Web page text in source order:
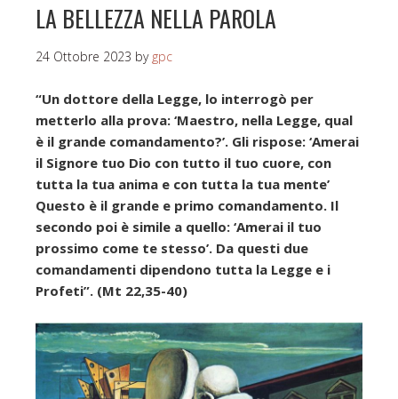
LA BELLEZZA NELLA PAROLA
24 Ottobre 2023 by gpc
“Un dottore della Legge, lo interrogò per
metterlo alla prova: ‘Maestro, nella Legge, qual
è il grande comandamento?’. Gli rispose: ‘Amerai
il Signore tuo Dio con tutto il tuo cuore, con
tutta la tua anima e con tutta la tua mente’
Questo è il grande e primo comandamento. Il
secondo poi è simile a quello: ‘Amerai il tuo
prossimo come te stesso’. Da questi due
comandamenti dipendono tutta la Legge e i
Profeti”. (Mt 22,35-40)